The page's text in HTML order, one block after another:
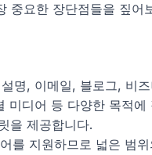
중요한 장단점들을 짚어
명, 이메일, 블로그, 비
미디어 등 다양한 목적에
을 제공합니다.
를 지원하므로 넓은 범